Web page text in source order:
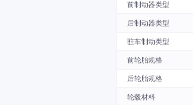
前制动器类型
后制动器类型
驻车制动类型
前轮胎规格
后轮胎规格
轮毂材料